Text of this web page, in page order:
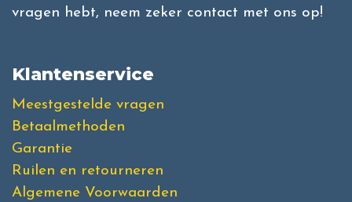
vragen hebt, neem zeker contact met ons op!
Klantenservice
Meestgestelde vragen
Betaalmethoden
Garantie
Ruilen en retourneren
Algemene Voorwaarden